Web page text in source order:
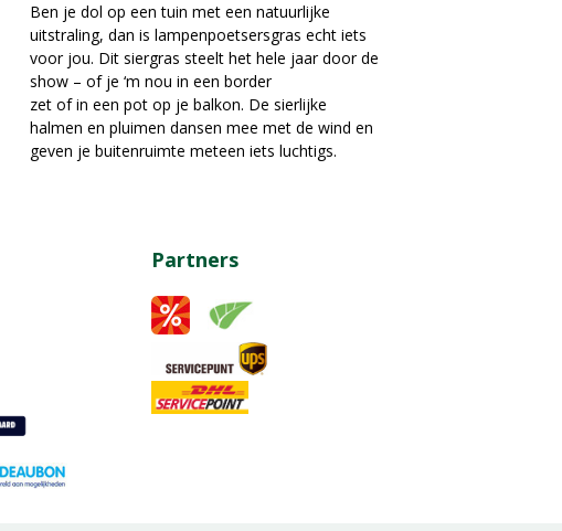
Ben je dol op een tuin met een natuurlijke
uitstraling, dan is lampenpoetsersgras echt iets
voor jou. Dit siergras steelt het hele jaar door de
show – of je ‘m nou in een border
zet of in een pot op je balkon. De sierlijke
halmen en pluimen dansen mee met de wind en
geven je buitenruimte meteen iets luchtigs.
Partners